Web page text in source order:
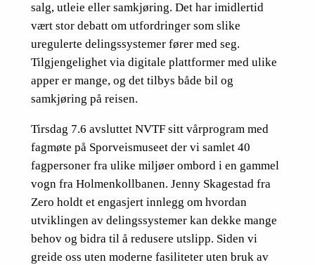
salg, utleie eller samkjøring. Det har imidlertid
vært stor debatt om utfordringer som slike
uregulerte delingssystemer fører med seg.
Tilgjengelighet via digitale plattformer med ulike
apper er mange, og det tilbys både bil og
samkjøring på reisen.
Tirsdag 7.6 avsluttet NVTF sitt vårprogram med
fagmøte på Sporveismuseet der vi samlet 40
fagpersoner fra ulike miljøer ombord i en gammel
vogn fra Holmenkollbanen. Jenny Skagestad fra
Zero holdt et engasjert innlegg om hvordan
utviklingen av delingssystemer kan dekke mange
behov og bidra til å redusere utslipp. Siden vi
greide oss uten moderne fasiliteter uten bruk av